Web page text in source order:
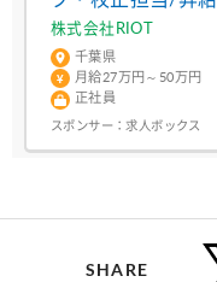
株式会社RIOT
千葉県
月給27万円～50万円
正社員
スポンサー：求人ボックス
SHARE